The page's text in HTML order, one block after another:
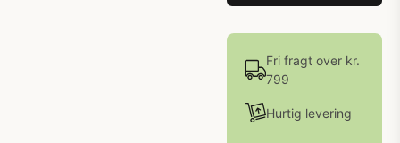
Fri fragt over kr.
799
Hurtig levering